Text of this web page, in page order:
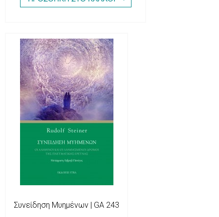
Συνείδηση Μυημένων | GA 243